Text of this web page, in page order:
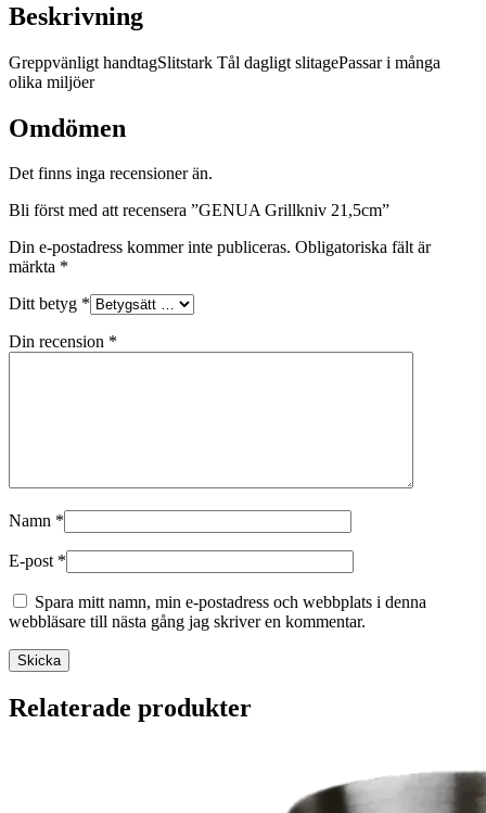
Beskrivning
Greppvänligt handtagSlitstark Tål dagligt slitagePassar i många
olika miljöer
Omdömen
Det finns inga recensioner än.
Bli först med att recensera ”GENUA Grillkniv 21,5cm”
Din e-postadress kommer inte publiceras. Obligatoriska fält är
märkta *
Ditt betyg *
Din recension *
Namn *
E-post *
Spara mitt namn, min e-postadress och webbplats i denna
webbläsare till nästa gång jag skriver en kommentar.
Relaterade produkter